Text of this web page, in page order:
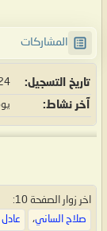
المشاركات
تاريخ التسجيل
آخر نشاط
اخر زوار الصفحة 10:
صلاح الساني، عادل